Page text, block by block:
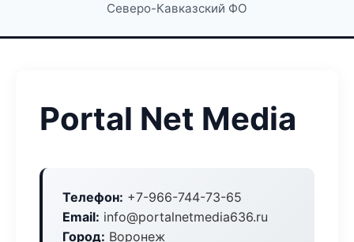
Северо-Кавказский ФО
Portal Net Media
Телефон: +7-966-744-73-65
Email: info@portalnetmedia636.ru
Город: Воронеж